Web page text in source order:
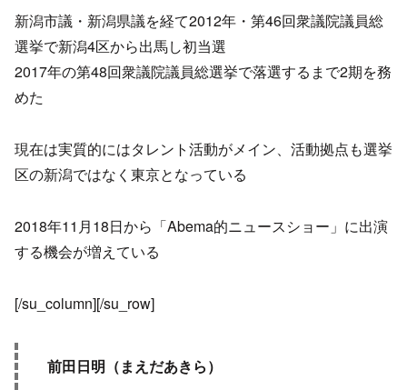
新潟市議・新潟県議を経て2012年・第46回衆議院議員総
選挙で新潟4区から出馬し初当選
2017年の第48回衆議院議員総選挙で落選するまで2期を務
めた
現在は実質的にはタレント活動がメイン、活動拠点も選挙
区の新潟ではなく東京となっている
2018年11月18日から「Abema的ニュースショー」に出演
する機会が増えている
[/su_column][/su_row]
前田日明（まえだあきら）